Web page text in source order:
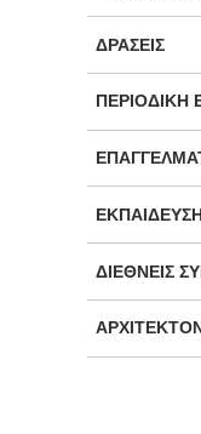
ΔΡΆΣΕΙΣ
ΠΕΡΙΟΔΙΚΉ
ΔΙΕΘΝΕΊΣ